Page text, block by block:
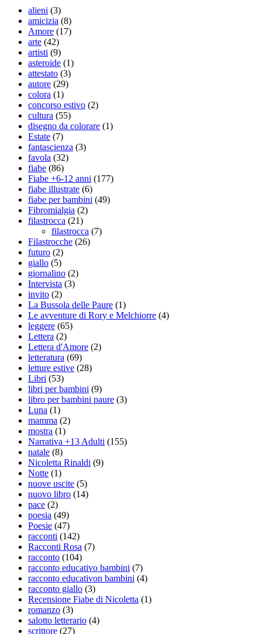
15,00 €.
alieni (3)
amicizia (8)
Amore (17)
arte (42)
artisti (9)
asteroide (1)
attestato (3)
autore (29)
colora (1)
concorso estivo (2)
cultura (55)
disegno da colorare (1)
Estate (7)
fantascienza (3)
favola (32)
fiabe (86)
Fiabe +6-12 anni (177)
fiabe illustrate (6)
fiabe per bambini (49)
Fibromialgia (2)
filastrocca (21)
filastrocca (7)
Filastrocche (26)
futuro (2)
giallo (5)
giornalino (2)
Intervista (3)
invito (2)
La Bussola delle Paure (1)
Le avventure di Rory e Melchiorre (4)
leggere (65)
Lettera (2)
Lettera d'Amore (2)
letteratura (69)
letture estive (28)
Libri (53)
libri per bambini (9)
libro per bambini paure (3)
Luna (1)
mamma (2)
mostra (1)
Narrativa +13 Adulti (155)
natale (8)
Nicoletta Rinaldi (9)
Notte (1)
nuove uscite (5)
nuovo libro (14)
pace (2)
poesia (49)
Poesie (47)
racconti (142)
Racconti Rosa (7)
racconto (104)
racconto educativo bambini (7)
racconto educativon bambini (4)
racconto giallo (3)
Recensione Fiabe di Nicoletta (1)
romanzo (3)
salotto letterario (4)
scrittore (27)